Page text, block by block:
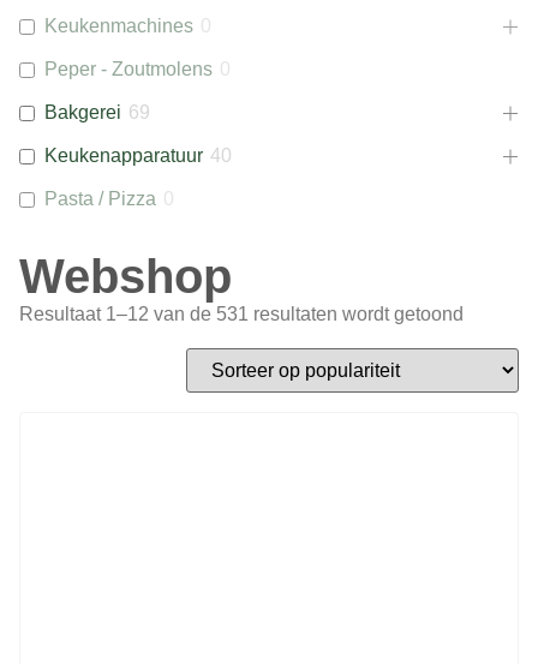
Keukenmachines 0
Peper - Zoutmolens 0
Bakgerei 69
Keukenapparatuur 40
Pasta / Pizza 0
Webshop
Resultaat 1–12 van de 531 resultaten wordt getoond